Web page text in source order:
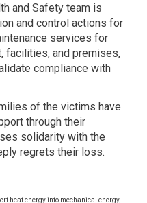
and Safety team is
and control actions for
services for
facilities, and premises,
compliance with
of the victims have
through their
solidarity with the
regrets their loss.
heat energy into mechanical energy,